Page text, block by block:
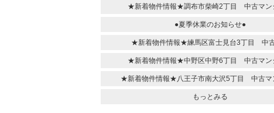
★新着物件情報★調布市柴崎2丁目 中古マン
●夏季休業のお知らせ●
★新着物件情報★練馬区富士見台3丁目 中
★新着物件情報★中野区中野6丁目 中古マン
★新着物件情報★八王子市南大沢5丁目 中古マ
もっとみる